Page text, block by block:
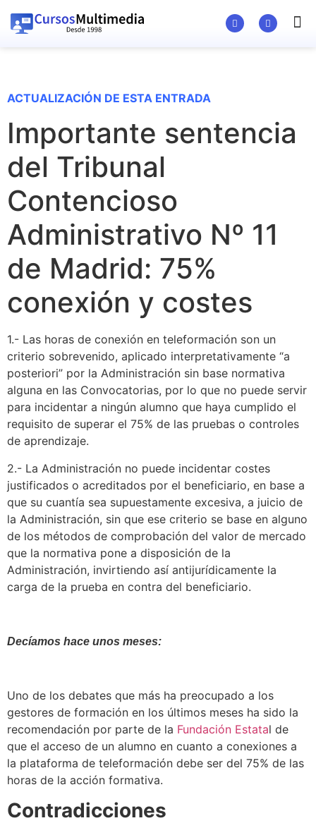
ACTUALIZACIÓN DE ESTA ENTRADA
Importante sentencia
del Tribunal
Contencioso
Administrativo Nº 11
de Madrid: 75%
conexión y costes
1.- Las horas de conexión en teleformación son un
criterio sobrevenido, aplicado interpretativamente “a
posteriori” por la Administración sin base normativa
alguna en las Convocatorias, por lo que no puede servir
para incidentar a ningún alumno que haya cumplido el
requisito de superar el 75% de las pruebas o controles
de aprendizaje.
2.- La Administración no puede incidentar costes
justificados o acreditados por el beneficiario, en base a
que su cuantía sea supuestamente excesiva, a juicio de
la Administración, sin que ese criterio se base en alguno
de los métodos de comprobación del valor de mercado
que la normativa pone a disposición de la
Administración, invirtiendo así antijurídicamente la
carga de la prueba en contra del beneficiario.
Decíamos hace unos meses:
Uno de los debates que más ha preocupado a los
gestores de formación en los últimos meses ha sido la
recomendación por parte de la Fundación Estatal de
que el acceso de un alumno en cuanto a conexiones a
la plataforma de teleformación debe ser del 75% de las
horas de la acción formativa.
Contradicciones